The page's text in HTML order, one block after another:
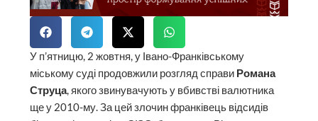
У п’ятницю, 2 жовтня, у Івано-Франківському
міському суді продовжили розгляд справи Романа
Струца, якого звинувачують у вбивстві валютника
ще у 2010-му. За цей злочин франківець відсидів